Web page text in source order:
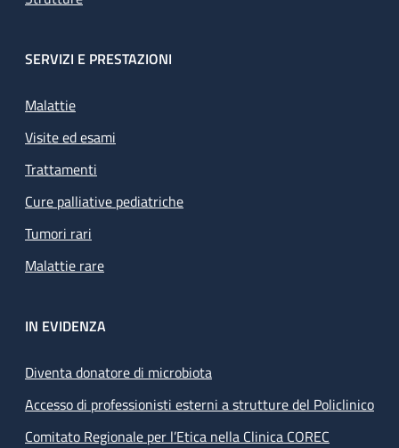
SERVIZI E PRESTAZIONI
Malattie
Visite ed esami
Trattamenti
Cure palliative pediatriche
Tumori rari
Malattie rare
IN EVIDENZA
Diventa donatore di microbiota
Accesso di professionisti esterni a strutture del Policlinico
Comitato Regionale per l’Etica nella Clinica COREC